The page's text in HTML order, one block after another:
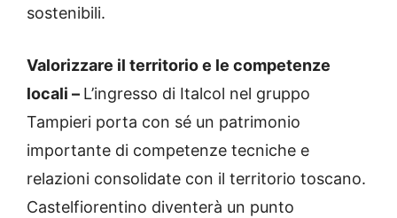
sostenibili.
Valorizzare il territorio e le competenze
locali – L’ingresso di Italcol nel gruppo
Tampieri porta con sé un patrimonio
importante di competenze tecniche e
relazioni consolidate con il territorio toscano.
Castelfiorentino diventerà un punto